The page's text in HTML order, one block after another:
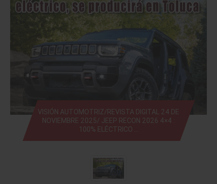
VISIÓN AUTOMOTRIZ/REVISTA DIGITAL 24 DE
NOVIEMBRE 2025/ JEEP RECON 2026 4×4 :
100% ELÉCTRICO …